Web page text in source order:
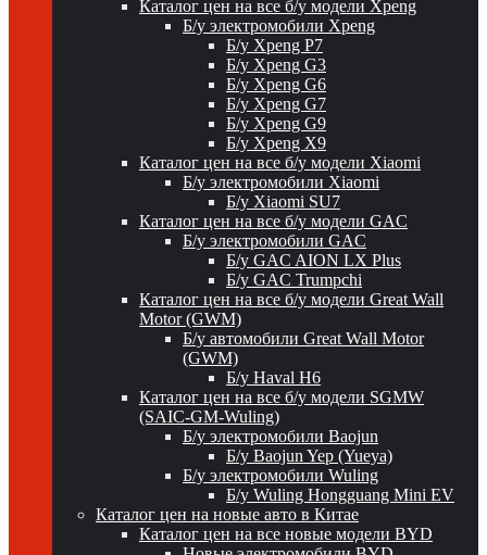
Каталог цен на все б/у модели Xpeng
Б/у электромобили Xpeng
Б/у Xpeng P7
Б/у Xpeng G3
Б/у Xpeng G6
Б/у Xpeng G7
Б/у Xpeng G9
Б/у Xpeng X9
Каталог цен на все б/у модели Xiaomi
Б/у электромобили Xiaomi
Б/у Xiaomi SU7
Каталог цен на все б/у модели GAC
Б/у электромобили GAC
Б/у GAC AION LX Plus
Б/у GAC Trumpchi
Каталог цен на все б/у модели Great Wall
Motor (GWM)
Б/у автомобили Great Wall Motor
(GWM)
Б/у Haval H6
Каталог цен на все б/у модели SGMW
(SAIC-GM-Wuling)
Б/у электромобили Baojun
Б/у Baojun Yep (Yueya)
Б/у электромобили Wuling
Б/у Wuling Hongguang Mini EV
Каталог цен на новые авто в Китае
Каталог цен на все новые модели BYD